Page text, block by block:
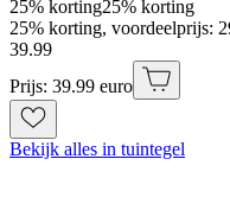
25% korting25% korting
25% korting, voordeelprijs:
39.99
Prijs: 39.99 euro
Bekijk alles in tuintegel